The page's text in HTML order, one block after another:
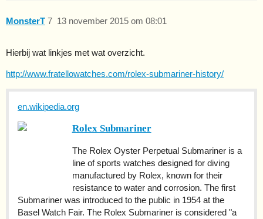
MonsterT 13 november 2015 om 08:01
7
Hierbij wat linkjes met wat overzicht.
http://www.fratellowatches.com/rolex-submariner-history/
en.wikipedia.org
Rolex Submariner
The Rolex Oyster Perpetual Submariner is a
line of sports watches designed for diving
manufactured by Rolex, known for their
resistance to water and corrosion. The first
Submariner was introduced to the public in 1954 at the
Basel Watch Fair. The Rolex Submariner is considered "a